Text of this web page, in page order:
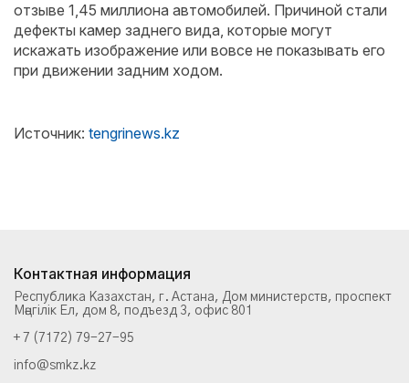
отзыве 1,45 миллиона автомобилей. Причиной стали
дефекты камер заднего вида, которые могут
искажать изображение или вовсе не показывать его
при движении задним ходом.
Источник: tengrinews.kz
Контактная информация
Республика Казахстан, г. Астана, Дом министерств, проспект
Мәңгілік Ел, дом 8, подъезд 3, офис 801
+ 7 (7172) 79-27-95
info@smkz.kz